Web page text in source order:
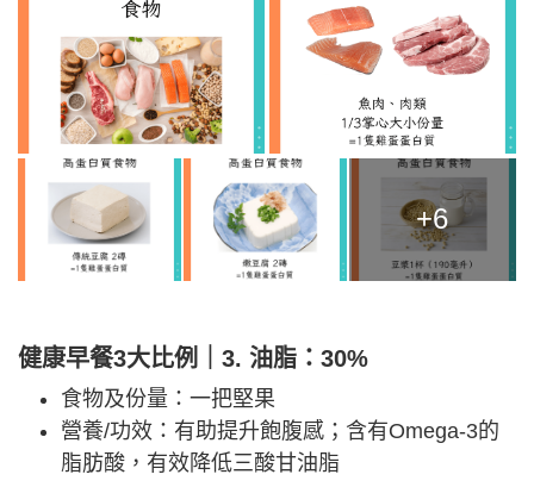
+6
健康早餐3大比例｜3. 油脂：30%
食物及份量：一把堅果
營養/功效：有助提升飽腹感；含有Omega-3的
脂肪酸，有效降低三酸甘油脂